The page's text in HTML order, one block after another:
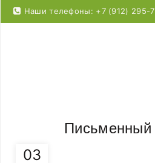
Наши телефоны: +7 (912) 295-
03
Письменный